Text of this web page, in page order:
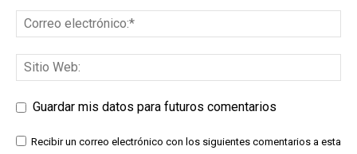
Guardar mis datos para futuros comentarios
Recibir un correo electrónico con los siguientes comentarios a esta